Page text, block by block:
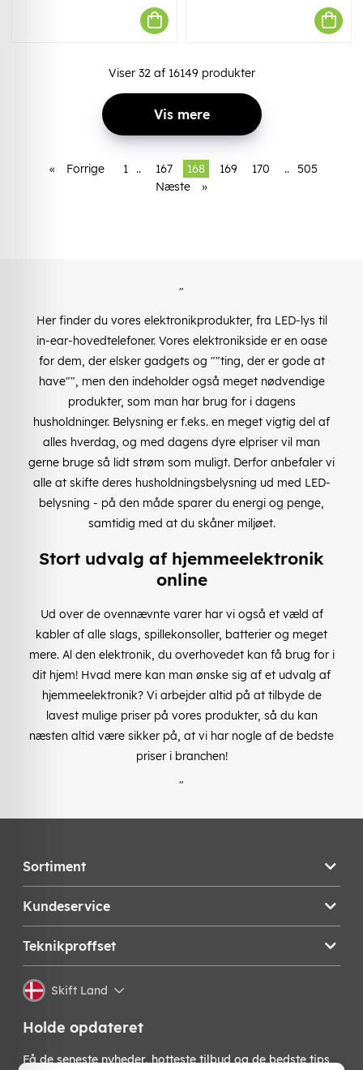
Viser 32af 16149produkter
Vis mere
« Forrige 1 .. 167 168 169 170 .. 505
Næste
»
"
Her finder du vores elektronikprodukter, fra LED-lys til
in-ear-hovedtelefoner. Vores elektronikside er en oase
for dem, der elsker gadgets og ""ting, der er gode at
have"", men den indeholder også meget nødvendige
produkter, som man har brug for i dagens
husholdninger. Belysning er f.eks. en meget vigtig del af
alles hverdag, og med dagens dyre elpriser vil man
gerne bruge så lidt strøm som muligt. Derfor anbefaler vi
alle at skifte deres husholdningsbelysning ud med LED-
belysning - på den måde sparer du energi og penge,
samtidig med at du skåner miljøet.
Stort udvalg af hjemmeelektronik
online
Ud over de ovennævnte varer har vi også et væld af
kabler af alle slags, spillekonsoller, batterier og meget
mere. Al den elektronik, du overhovedet kan få brug for i
dit hjem! Hvad mere kan man ønske sig af et udvalg af
hjemmeelektronik? Vi arbejder altid på at tilbyde de
lavest mulige priser på vores produkter, så du kan
næsten altid være sikker på, at vi har nogle af de bedste
priser i branchen!
"
Sortiment
Kundeservice
Teknikproffset
Skift Land
Holde opdateret
Få de seneste nyheder, hotteste tilbud og de bedste tips